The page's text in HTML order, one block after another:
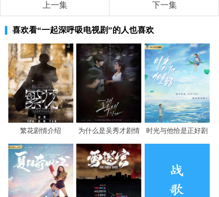
上一集 下一集
喜欢看“一起深呼吸电视剧”的人也喜欢
繁花剧情介绍
为什么是吴秀才剧情
介绍
时光与他恰是正好剧
情介绍